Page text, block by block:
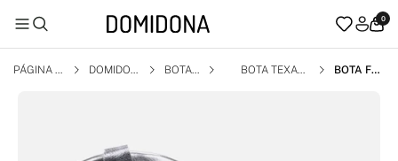
0
PÁGINA I
DOMIDON
BOTA
BOTA TEXAN
BOTA FE